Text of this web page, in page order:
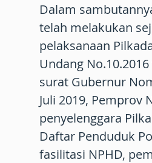
Dalam
telah melakukan
pelaksanaan
Undang
surat Gubernur
Juli 2019, Pemprov
penyelenggara
Daftar Penduduk
fasilitasi NPHD,